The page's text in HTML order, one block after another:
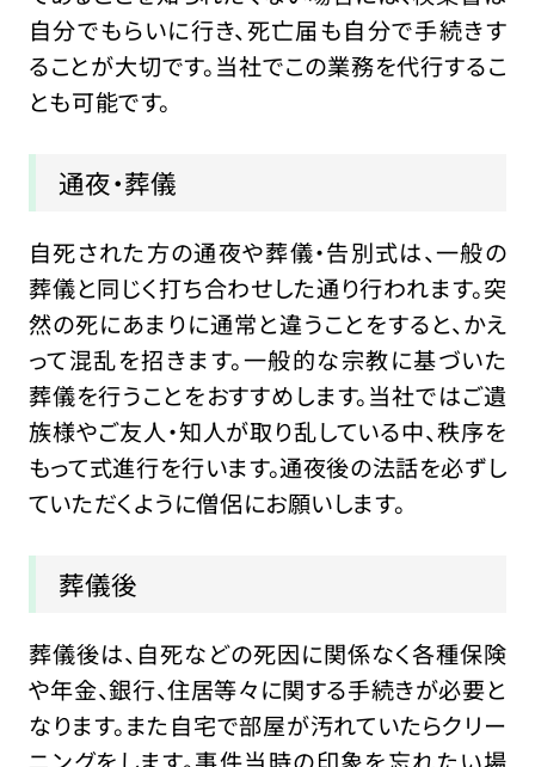
自分でもらいに行き、死亡届も自分で手続きす
ることが大切です。当社でこの業務を代行するこ
とも可能です。
通夜・葬儀
自死された方の通夜や葬儀・告別式は、一般の
葬儀と同じく打ち合わせした通り行われます。突
然の死にあまりに通常と違うことをすると、かえ
って混乱を招きます。一般的な宗教に基づいた
葬儀を行うことをおすすめします。当社ではご遺
族様やご友人・知人が取り乱している中、秩序を
もって式進行を行います。通夜後の法話を必ずし
ていただくように僧侶にお願いします。
葬儀後
葬儀後は、自死などの死因に関係なく各種保険
や年金、銀行、住居等々に関する手続きが必要と
なります。また自宅で部屋が汚れていたらクリー